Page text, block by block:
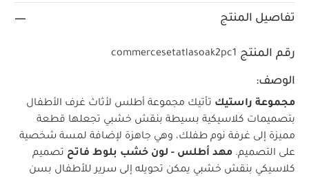
تفاصيل المنتج
رقم المنتج commercesetatlasoak2pc1
الوصف:
مجموعة راستيك تأتيك مجموعة أطلس لأثاث غرف الأطفال
بتصميمات كلاسيكية بسيطة بنقش خشبي تجعلها قطعة
مميزة إلى غرفة نوم طفلك، وهي جاهزة لإضافة لمسة شخصية
على التصميم. مهد أطلس - لون خشب بلوط فاتح تصميم
كلاسيكي بنقش خشبي يمكن تحويله إلى سرير للأطفال بسن